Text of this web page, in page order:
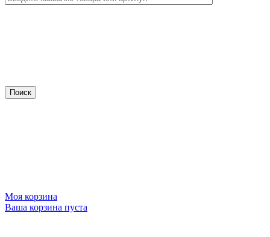
Моя корзина
Ваша корзина пуста